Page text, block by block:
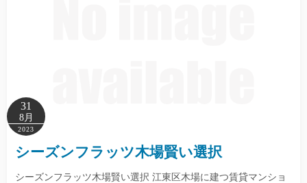
31
8月
2023
シーズンフラッツ木場賢い選択
シーズンフラッツ木場賢い選択 江東区木場に建つ賃貸マンショ